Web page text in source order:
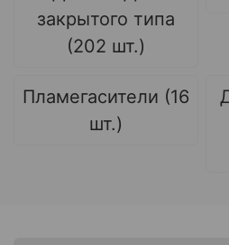
закрытого типа
(202 шт.)
Пламегасители (16
шт.)